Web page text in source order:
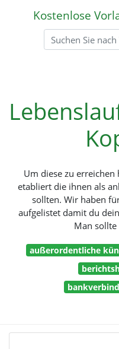
Kostenlose
Um diese zu
etabliert die ihnen als
sollten. Wir haben
aufgelistet damit du
Man sollte
außerordentliche